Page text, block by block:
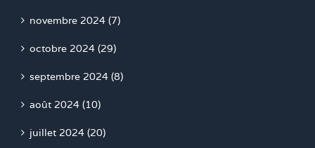
novembre 2024 (7)
octobre 2024 (29)
septembre 2024 (8)
août 2024 (10)
juillet 2024 (20)